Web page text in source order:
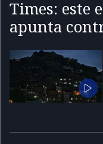
Times: este
apunta